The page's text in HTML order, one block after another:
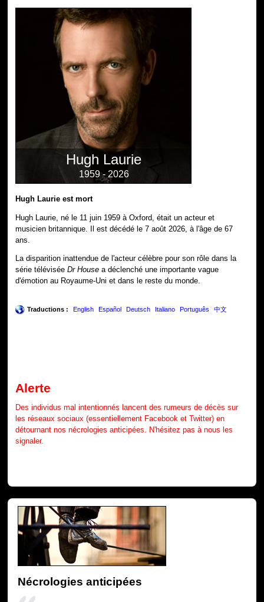
Hugh Laurie
1959 - 2026
Hugh Laurie est mort
Hugh Laurie, né le 11 juin 1959 à Oxford, était un acteur et
musicien britannique. Il est décédé le 7 août 2026, à l'âge de 67
ans.
La disparition inattendue de l'acteur célèbre pour son rôle dans la
série téléviséeDr House a déclenché une importante vague
d'émotion au Royaume-Uni et dans le reste du monde.
Traductions : English Español Deutsch Italiano Português 中文
Alerte
Des individus mal intentionnés lancent des rumeurs de décès sur
les réseaux sociaux (essentiellement Facebook et Twitter) en
détournant nos nécrologies anticipées. N'hésitez pas à nous les
signaler.
Nécrologies anticipées